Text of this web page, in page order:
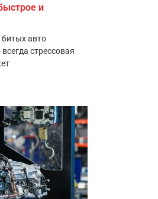
и
авто
стрессовая